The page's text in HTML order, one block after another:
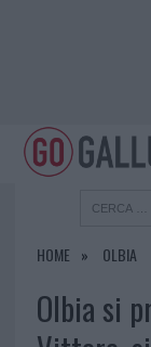
HOME OLBIA
Olbia si